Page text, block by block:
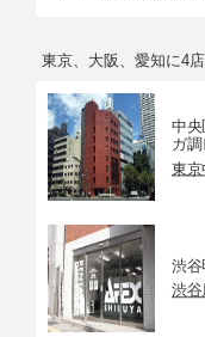
東京、大阪、愛知に4
中央
ガ
東京
渋谷
渋谷